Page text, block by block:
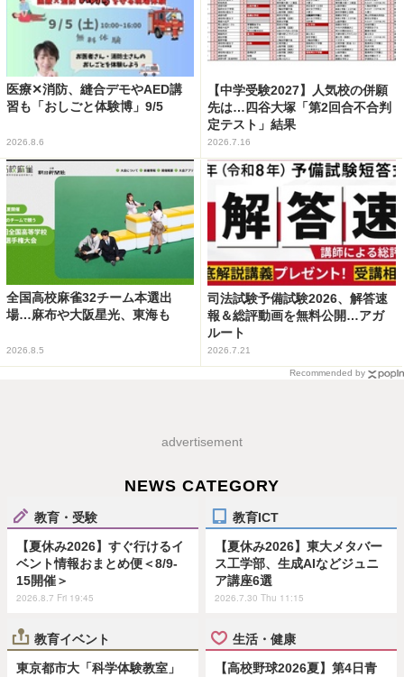
医療✕消防、縫合デモやAED講
習も「おしごと体験博」9/5
2026.8.6
【中学受験2027】人気校の併願
先は…四谷大塚「第2回合不合判
定テスト」結果
2026.7.16
全国高校麻雀32チーム本選出
場…麻布や大阪星光、東海も
2026.8.5
司法試験予備試験2026、解答速
報＆総評動画を無料公開…アガ
ルート
2026.7.21
Recommended by
advertisement
NEWS CATEGORY
教育・受験
【夏休み2026】すぐ行けるイ
ベント情報おまとめ便＜8/9-
15開催＞
2026.8.7 Fri 19:45
教育ICT
【夏休み2026】東大メタバー
ス工学部、生成AIなどジュニ
ア講座6選
2026.7.30 Thu 11:15
教育イベント
東京都市大「科学体験教室」
生活・健康
【高校野球2026夏】第4日青